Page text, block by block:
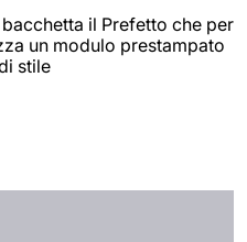
il Prefetto che per
un modulo prestampato
stile